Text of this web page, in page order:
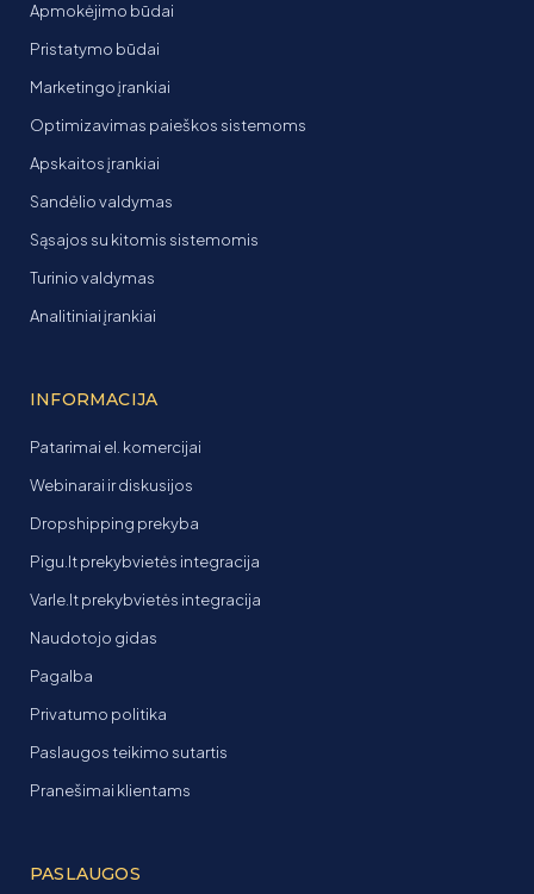
Apmokėjimo būdai
Pristatymo būdai
Marketingo įrankiai
Optimizavimas paieškos sistemoms
Apskaitos įrankiai
Sandėlio valdymas
Sąsajos su kitomis sistemomis
Turinio valdymas
Analitiniai įrankiai
INFORMACIJA
Patarimai el. komercijai
Webinarai ir diskusijos
Dropshipping prekyba
Pigu.lt prekybvietės integracija
Varle.lt prekybvietės integracija
Naudotojo gidas
Pagalba
Privatumo politika
Paslaugos teikimo sutartis
Pranešimai klientams
PASLAUGOS